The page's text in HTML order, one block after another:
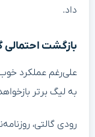
داد.
بازگشت احتمالی
علی‌رغم عملکرد خوب،
به لیگ برتر
رودی گالتی،